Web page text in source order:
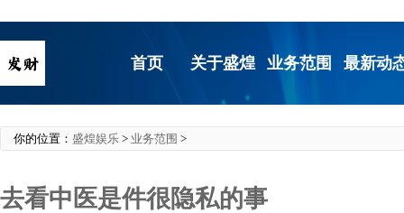
首页 关于盛煌 业务范围 最新动
你的位置： 盛煌娱乐 > 业务范围 >
去看中医是件很隐私的事 ​​​